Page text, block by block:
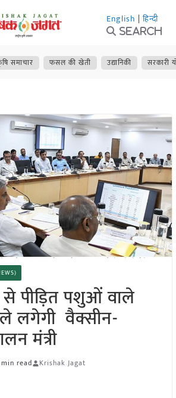
English | हिन्दी
Search
समाचार फसल की खेती उद्यानिकी सरकारी
से पीड़ित पशुओं वाले
लगेगी वैक्सीन-
मंत्री
read Krishak Jagat